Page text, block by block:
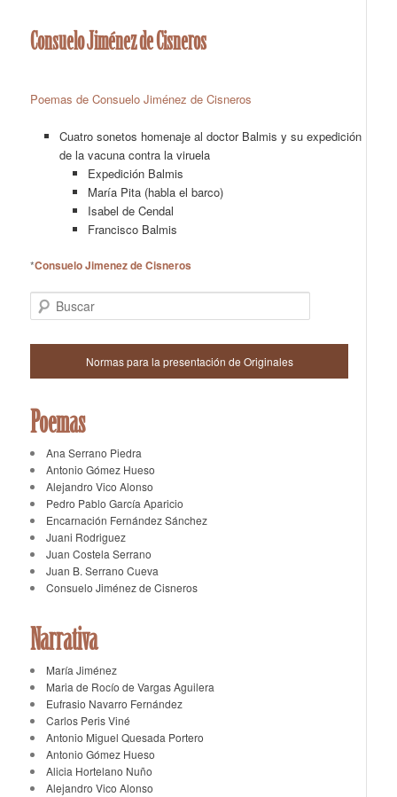
Consuelo Jiménez de Cisneros
Poemas de Consuelo Jiménez de Cisneros
Cuatro sonetos homenaje al doctor Balmis y su expedición
de la vacuna contra la viruela
Expedición Balmis
María Pita (habla el barco)
Isabel de Cendal
Francisco Balmis
*Consuelo Jimenez de Cisneros
Buscar
Normas para la presentación de Originales
Poemas
Ana Serrano Piedra
Antonio Gómez Hueso
Alejandro Vico Alonso
Pedro Pablo García Aparicio
Encarnación Fernández Sánchez
Juani Rodriguez
Juan Costela Serrano
Juan B. Serrano Cueva
Consuelo Jiménez de Cisneros
Narrativa
María Jiménez
Maria de Rocío de Vargas Aguilera
Eufrasio Navarro Fernández
Carlos Peris Viné
Antonio Miguel Quesada Portero
Antonio Gómez Hueso
Alicia Hortelano Nuño
Alejandro Vico Alonso